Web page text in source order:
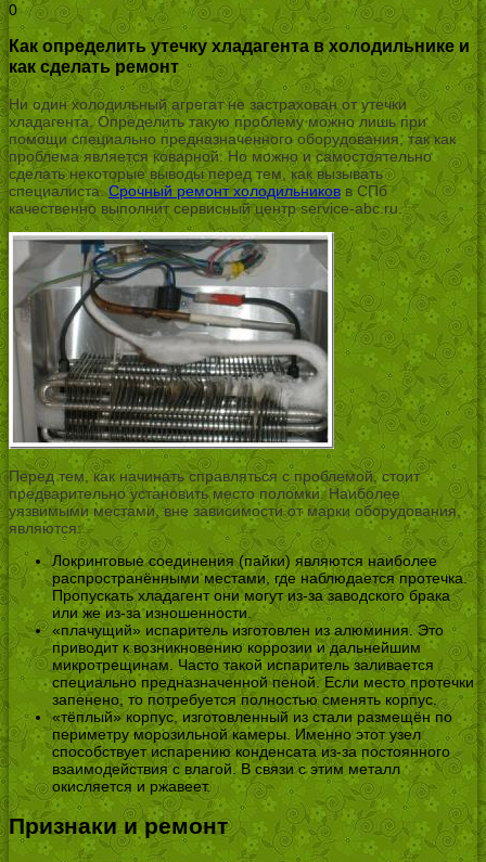
0
Как определить утечку хладагента в холодильнике и
как сделать ремонт
Ни один холодильный агрегат не застрахован от утечки
хладагента. Определить такую проблему можно лишь при
помощи специально предназначенного оборудования, так как
проблема является коварной. Но можно и самостоятельно
сделать некоторые выводы перед тем, как вызывать
специалиста.Срочный ремонт холодильников в СПб
качественно выполнит сервисный центр service-abc.ru.
Перед тем, как начинать справляться с проблемой, стоит
предварительно установить место поломки. Наиболее
уязвимыми местами, вне зависимости от марки оборудования,
являются:
Локринговые соединения (пайки) являются наиболее
распространёнными местами, где наблюдается протечка.
Пропускать хладагент они могут из-за заводского брака
или же из-за изношенности.
«плачущий» испаритель изготовлен из алюминия. Это
приводит к возникновению коррозии и дальнейшим
микротрещинам. Часто такой испаритель заливается
специально предназначенной пеной. Если место протечки
запенено, то потребуется полностью сменять корпус.
«тёплый» корпус, изготовленный из стали размещён по
периметру морозильной камеры. Именно этот узел
способствует испарению конденсата из-за постоянного
взаимодействия с влагой. В связи с этим металл
окисляется и ржавеет.
Признаки и ремонт